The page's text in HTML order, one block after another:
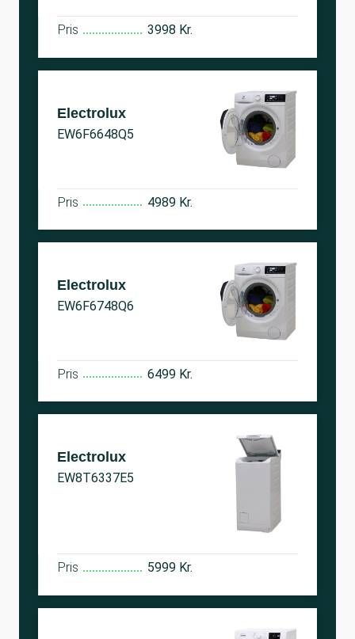
Pris 3998 Kr.
Electrolux
EW6F6648Q5
Pris 4989 Kr.
Electrolux
EW6F6748Q6
Pris 6499 Kr.
Electrolux
EW8T6337E5
Pris 5999 Kr.